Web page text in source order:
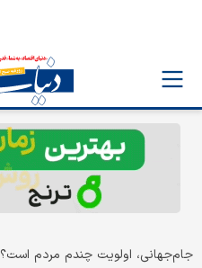
جام‌جهانی، اولویت چندم مردم است؟